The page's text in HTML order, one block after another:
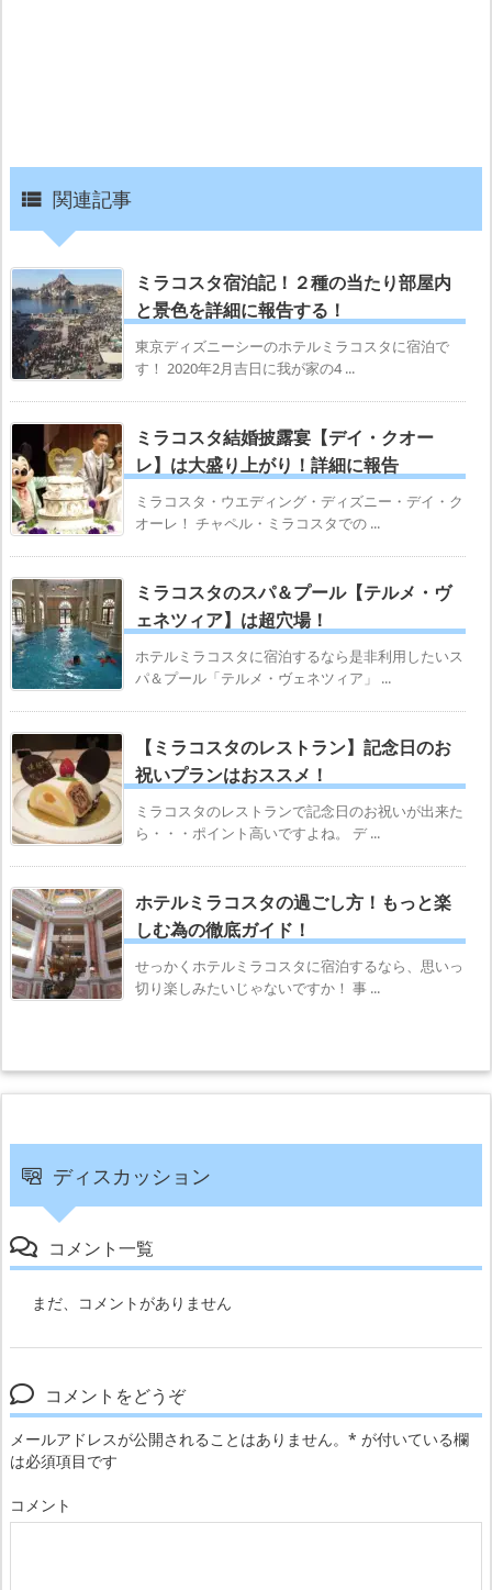
 関連記事
ミラコスタ宿泊記！２種の当たり部屋内
と景色を詳細に報告する！
東京ディズニーシーのホテルミラコスタに宿泊で
す！ 2020年2月吉日に我が家の4 ...
ミラコスタ結婚披露宴【デイ・クオー
レ】は大盛り上がり！詳細に報告
ミラコスタ・ウエディング・ディズニー・デイ・ク
オーレ！ チャペル・ミラコスタでの ...
ミラコスタのスパ＆プール【テルメ・ヴ
ェネツィア】は超穴場！
ホテルミラコスタに宿泊するなら是非利用したいス
パ＆プール「テルメ・ヴェネツィア」 ...
【ミラコスタのレストラン】記念日のお
祝いプランはおススメ！
ミラコスタのレストランで記念日のお祝いが出来た
ら・・・ポイント高いですよね。 デ ...
ホテルミラコスタの過ごし方！もっと楽
しむ為の徹底ガイド！
せっかくホテルミラコスタに宿泊するなら、思いっ
切り楽しみたいじゃないですか！ 事 ...
ディスカッション
コメント一覧
まだ、コメントがありません
コメントをどうぞ
メールアドレスが公開されることはありません。 * が付いている欄
は必須項目です
コメント